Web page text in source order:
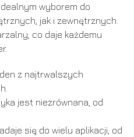
wyborem do
jak i zewnętrznych.
co daje każdemu
z najtrwalszych
jest niezrównana, od
się do wielu aplikacji, od